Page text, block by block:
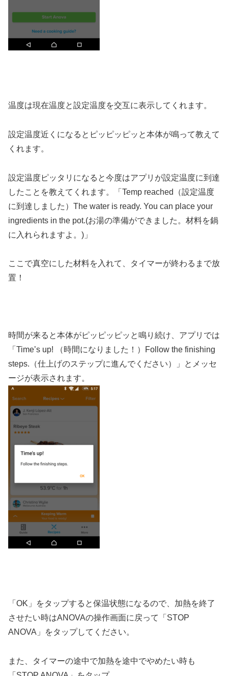
温度は現在温度と設定温度を交互に表示してくれます。
設定温度近くになるとピッピッピッと本体が鳴って教えて
くれます。
設定温度ピッタリになると今度はアプリが設定温度に到達
したことを教えてくれます。「Temp reached（設定温度
に到達しました）The water is ready. You can place your
ingredients in the pot.(お湯の準備ができました。材料を鍋
に入れられますよ。)」
ここで真空にした材料を入れて、タイマーが終わるまで放
置！
時間が来ると本体がピッピッピッと鳴り続け、アプリでは
「Time’s up! （時間になりました！）Follow the finishing
steps.（仕上げのステップに進んでください）」とメッセ
ージが表示されます。
「OK」をタップすると保温状態になるので、加熱を終了
させたい時はANOVAの操作画面に戻って「STOP
ANOVA」をタップしてください。
また、タイマーの途中で加熱を途中でやめたい時も